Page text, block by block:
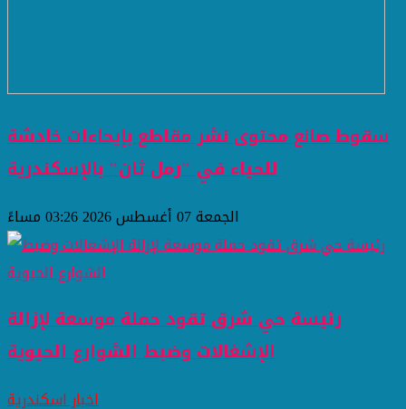
سقوط صانع محتوى نشر مقاطع بإيحاءات خادشة
للحياء في "رمل ثان" بالإسكندرية
الجمعة 07 أغسطس 2026 03:26 مساءً
رئيسة حي شرق تقود حملة موسعة لإزالة
الإشغالات وضبط الشوارع الحيوية
اخبار اسكندرية